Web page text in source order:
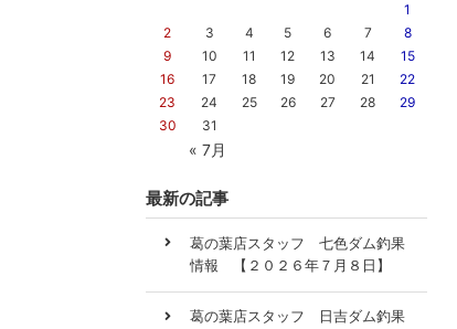
« 7月
1
2
3 4 5 6 7
8
9
10 11 12 13 14
15
16
17 18 19 20 21
22
23
24 25 26 27 28
29
30
31
最新の記事
葛の葉店スタッフ 七色ダム釣果
情報 【２０２６年７月８日】
葛の葉店スタッフ 日吉ダム釣果